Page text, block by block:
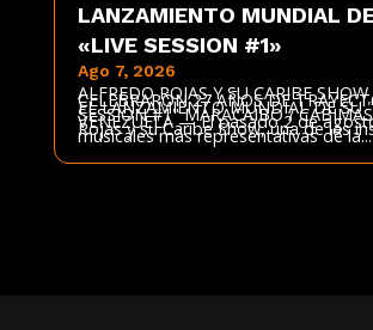
LANZAMIENTO MUNDIAL
«LIVE SESSION #1»
Ago 7, 2026
ALFREDO ROJAS Y SU CARIBE SHOW
CELEBRARON 27 AÑOS DE
EL LANZAMIENTO MUNDIAL DE SU
SESSION #1" MARACAIBO /
VENEZUELA — El pasado 2 de
Rojas y su Caribe Show, una de las
musicales más representativas de la...